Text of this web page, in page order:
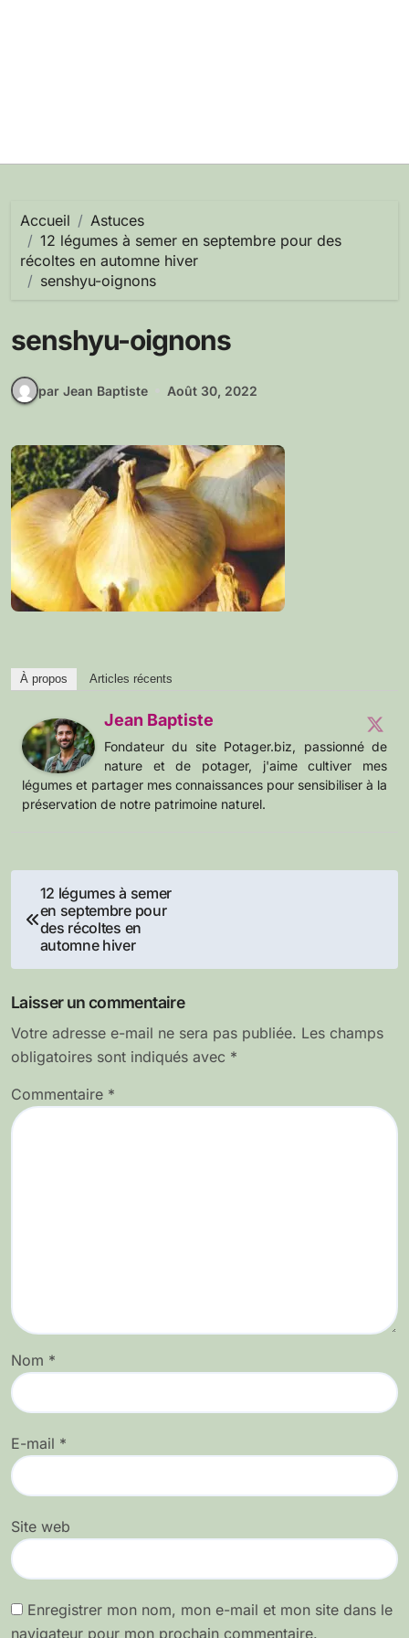
Accueil
Astuces
12 légumes à semer en septembre pour des
récoltes en automne hiver
senshyu-oignons
senshyu-oignons
par Jean Baptiste Août 30, 2022
À propos Articles récents
Jean Baptiste
Fondateur du site Potager.biz, passionné de
nature et de potager, j'aime cultiver mes
légumes et partager mes connaissances pour sensibiliser à la
préservation de notre patrimoine naturel.
Navigation
de
l’article
12 légumes à semer
en septembre pour
des récoltes en
automne hiver
Laisser un commentaire
Votre adresse e-mail ne sera pas publiée. Les champs
obligatoires sont indiqués avec *
Commentaire *
Nom *
E-mail *
Site web
Enregistrer mon nom, mon e-mail et mon site dans le
navigateur pour mon prochain commentaire.